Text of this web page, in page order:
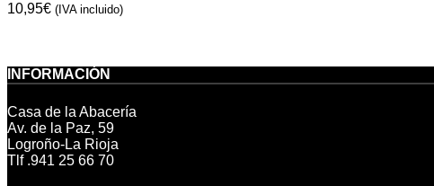
10,95€ (IVA incluido)
INFORMACIÓN
Casa de la Abacería
Av. de la Paz, 59
Logroño-La Rioja
Tlf .941 25 66 70